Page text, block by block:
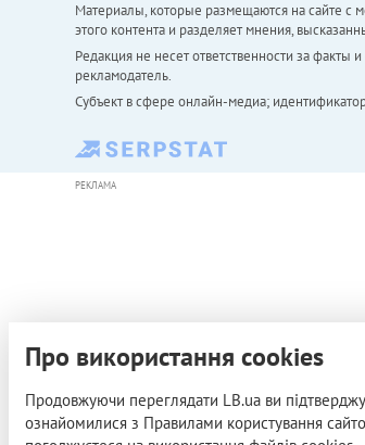
Материалы, которые размещаются на сайте с
этого контента и разделяет мнения,
Редакция не несет ответственности за
рекламодатель.
Субъект в сфере онлайн-медиа;
РЕКЛАМА
Про використання cookies
Продовжуючи переглядати LB.ua ви
ознайомилися з Правилами користування